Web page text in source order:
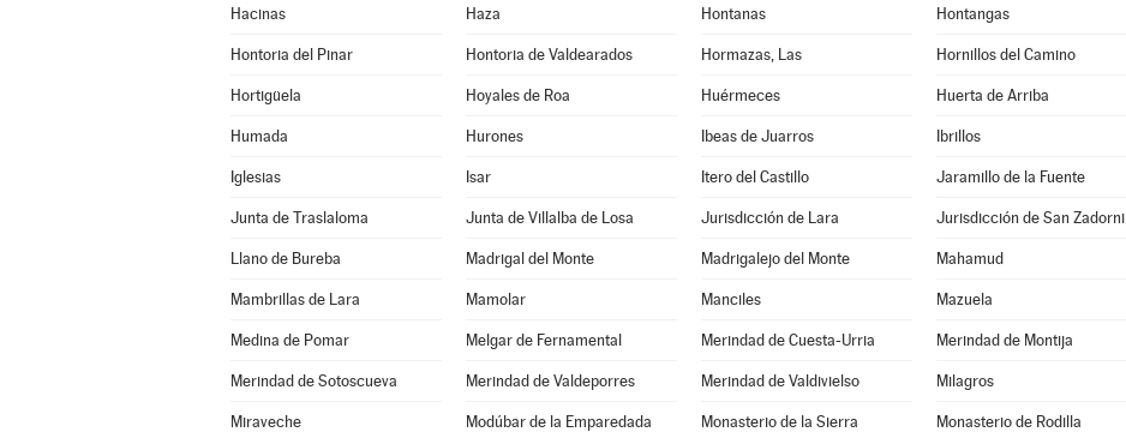
Hacinas Haza Hontanas Hontangas
Hontoria del Pinar Hontoria de Valdearados Hormazas, Las Hornillos del Camino
Hortigüela Hoyales de Roa Huérmeces Huerta de Arriba
Humada Hurones Ibeas de Juarros Ibrillos
Iglesias Isar Itero del Castillo Jaramillo de la Fuente
Junta de Traslaloma Junta de Villalba de Losa Jurisdicción de Lara Jurisdicción de San Zadornil
Llano de Bureba Madrigal del Monte Madrigalejo del Monte Mahamud
Mambrillas de Lara Mamolar Manciles Mazuela
Medina de Pomar Melgar de Fernamental Merindad de Cuesta-Urria Merindad de Montija
Merindad de Sotoscueva Merindad de Valdeporres Merindad de Valdivielso Milagros
Miraveche Modúbar de la Emparedada Monasterio de la Sierra Monasterio de Rodilla